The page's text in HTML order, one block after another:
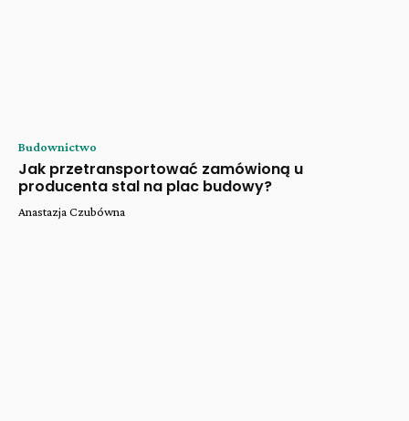
Budownictwo
Jak przetransportować zamówioną u
producenta stal na plac budowy?
Anastazja Czubówna